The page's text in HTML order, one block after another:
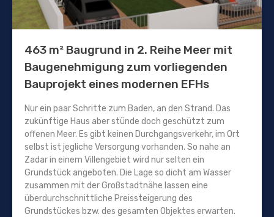
463 m² Baugrund in 2. Reihe Meer mit
Baugenehmigung zum vorliegenden
Bauprojekt eines modernen EFHs
Nur ein paar Schritte zum Baden, an den Strand. Das
zukünftige Haus aber stünde doch geschützt zum
offenen Meer. Es gibt keinen Durchgangsverkehr, im Ort
selbst ist jegliche Versorgung vorhanden. So nahe an
Zadar in einem Villengebiet wird nur selten ein
Grundstück angeboten. Die Lage so dicht am Wasser
zusammen mit der Großstadtnähe lassen eine
überdurchschnittliche Preissteigerung des
Grundstückes bzw. des gesamten Objektes erwarten.